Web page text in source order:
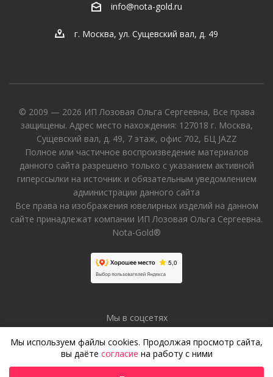
info@nota-gold.ru
г. Москва, ул. Сущевский вал, д. 49
© 2009 — 2026 ИП Лозовая Ольга Сергеевна, Все права
защищены. Адрес место нахождения: 127018 г. Москва,
Сущевский вал, д. 49, 7 этаж, офис 702, БЦ JAZZ
Полное или частичное воспроизведение материалов
данного сайта разрешено только с указанием активной
гиперссылки на источник и обязательным уведомлением
администрации данного сайта
Все права на изображения ювелирных изделий на данном
сайте принадлежат компании ИП Лозовая Ольга Сергеевна.
Nota-Gold®
Мы в соцсетях
Мы используем файлы cookies. Продолжая просмотр сайта,
вы даёте согласие на работу с ними